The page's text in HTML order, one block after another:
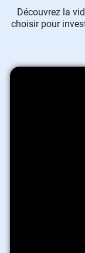
Découvrez la
choisir pour